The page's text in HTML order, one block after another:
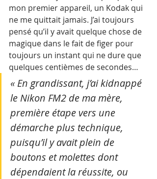
mon premier appareil, un Kodak qui
ne me quittait jamais. J’ai toujours
pensé qu’il y avait quelque chose de
magique dans le fait de figer pour
toujours un instant qui ne dure que
quelques centièmes de secondes…
« En grandissant, j’ai kidnappé
le Nikon FM2 de ma mère,
première étape vers une
démarche plus technique,
puisqu’il y avait plein de
boutons et molettes dont
dépendaient la réussite, ou